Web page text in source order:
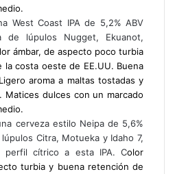
West Coast IPA de 5,2% ABV
de lúpulos Nugget, Ekuanot,
ámbar, de aspecto poco turbia
la costa oeste de EE.UU. Buena
aroma a maltas tostadas y
Matices dulces con un marcado
cerveza estilo Neipa de 5,6%
Citra, Motueka y Idaho 7,
cítrico a esta IPA. Color
turbia y buena retención de